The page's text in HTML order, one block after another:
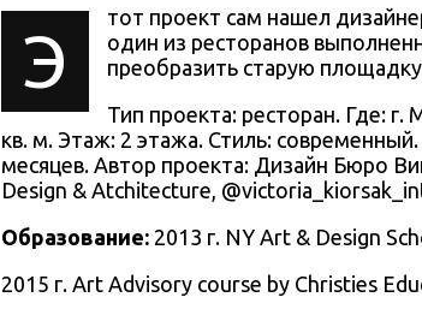
Э
тот проект сам нашел
один из ресторанов
преобразить старую
Тип проекта: ресторан. Где: г.
кв. м. Этаж: 2 этажа. Стиль:
месяцев. Автор проекта: Дизайн Бюро
Design & Atchitecture, @
Образование: 2013 г. NY Art & Design
2015 г. Art Advisory course by Christies